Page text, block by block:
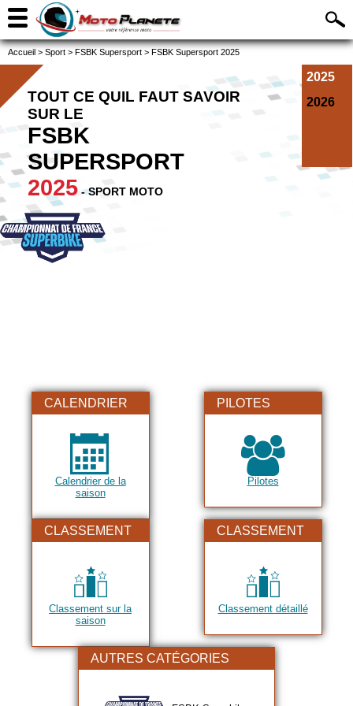
Accueil > Sport > FSBK Supersport > FSBK Supersport 2025
2025
2026
TOUT CE QUIL FAUT SAVOIR
SUR LE
FSBK
SUPERSPORT
2025 - SPORT MOTO
CALENDRIER
Calendrier de la
saison
PILOTES
Pilotes
CLASSEMENT
Classement sur la
saison
CLASSEMENT
Classement détaillé
AUTRES CATÉGORIES